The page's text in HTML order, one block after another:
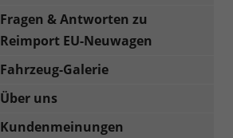
Fragen & Antworten zu
Reimport EU-Neuwagen
Fahrzeug-Galerie
Über uns
Kundenmeinungen